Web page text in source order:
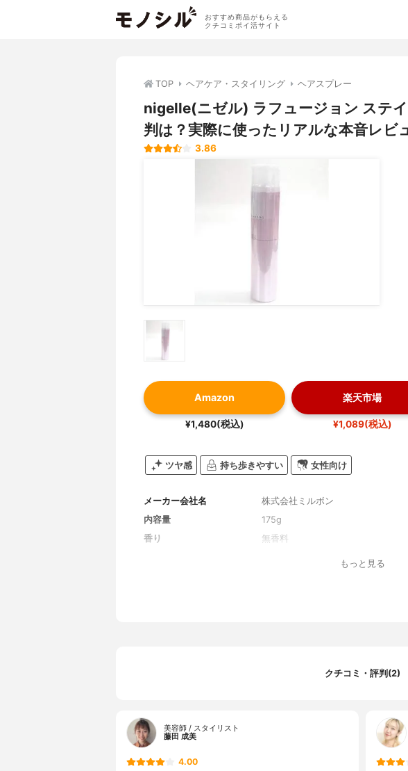
おすすめ商品がもらえる
クチコミポイ活サイト
TOP ヘアケア・スタイリング ヘアスプレー
nigelle(ニゼル) ラフュージョン ステ
判は？実際に使ったリアルな本音レビ
3.86
Amazon
¥1,480(税込)
楽天市場
¥1,089(税込)
ツヤ感 持ち歩きやすい 女性向け
メーカー会社名
株式会社ミルボン
内容量
175g
香り
無香料
もっと見る
クチコミ・評判(2)
美容師 / スタイリスト
藤田 成美
4.00